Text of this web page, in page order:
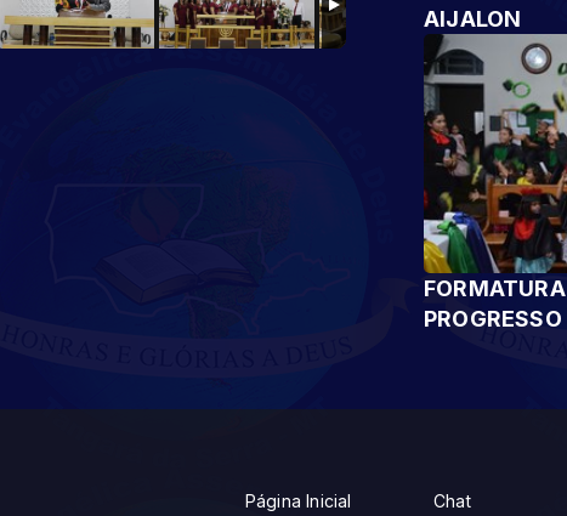
AIJALON
PROGRESSO
Página Inicial Chat